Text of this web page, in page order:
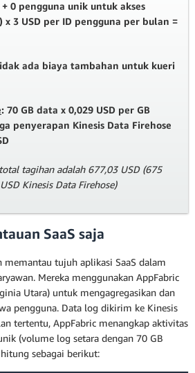
0 pengguna unik untuk akses
x 3 USD per ID pengguna per bulan =
ada biaya tambahan untuk kueri
: 70 GB data x 0,029 USD per GB
penyerapan Kinesis Data Firehose
tagihan adalah 677,03 USD (675
Kinesis Data Firehose)
SaaS saja
memantau tujuh aplikasi SaaS dalam
Mereka menggunakan AppFabric
Utara) untuk mengagregasikan dan
pengguna. Data log dikirim ke Kinesis
tertentu, AppFabric menangkap aktivitas
(volume log setara dengan 70 GB
sebagai berikut: